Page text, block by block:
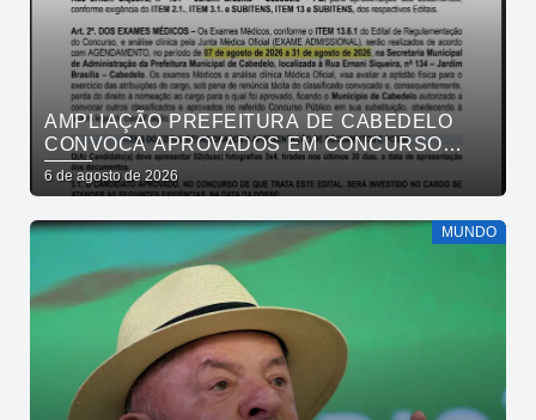
AMPLIAÇÃO PREFEITURA DE CABEDELO
CONVOCA APROVADOS EM CONCURSO
PÚBLICO DA SAÚDE PARA APRESENTAÇÃO
DE DOCUMENTOS
6 de agosto de 2026
MUNDO